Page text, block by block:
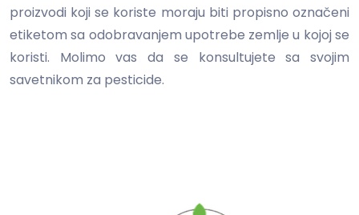
proizvodi koji se koriste moraju biti propisno označeni
etiketom sa odobravanjem upotrebe zemlje u kojoj se
koristi. Molimo vas da se konsultujete sa svojim
savetnikom za pesticide.